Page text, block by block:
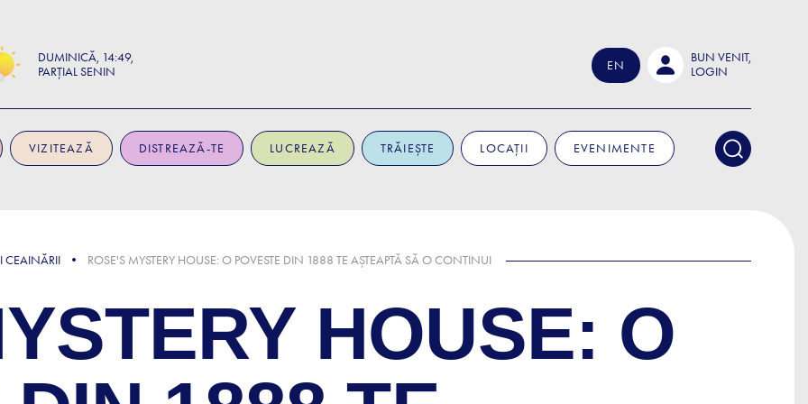
DUMINICĂ 14:49
PARȚIAL SENIN
EN
BUN VENIT,
LOGIN
VIZITEAZĂ DISTREAZĂ-TE LUCREAZĂ TRĂIEȘTE LOCAȚII EVENIMENTE
CEAINĂRII ROSE'S MYSTERY HOUSE: O POVESTE DIN 1888 TE AȘTEAPTĂ SĂ O CONTINUI
HOUSE: O